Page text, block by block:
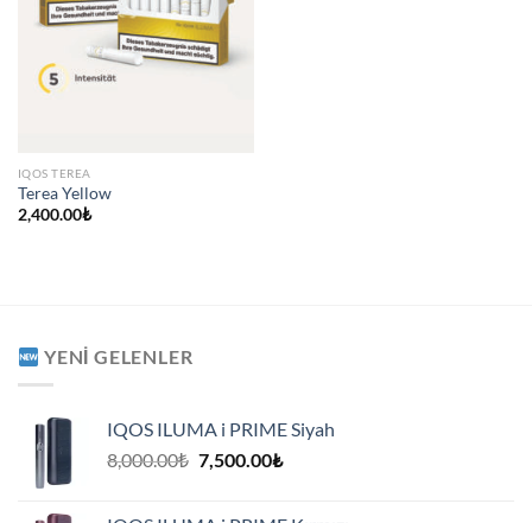
IQOS TEREA
Terea Yellow
2,400.00₺
YENI GELENLER
IQOS ILUMA i PRIME Siyah
8,000.00₺ Orijinal
7,500.00₺Şu